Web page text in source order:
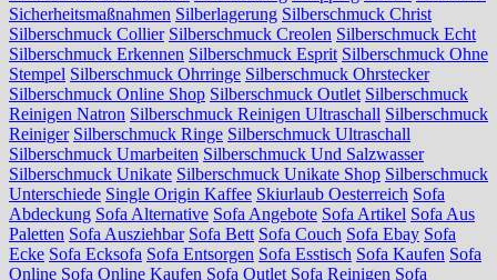
Sicherheitsmaßnahmen Silberlagerung Silberschmuck Christ
Silberschmuck Collier Silberschmuck Creolen Silberschmuck Echt
Silberschmuck Erkennen Silberschmuck Esprit Silberschmuck Ohne
Stempel Silberschmuck Ohrringe Silberschmuck Ohrstecker
Silberschmuck Online Shop Silberschmuck Outlet Silberschmuck
Reinigen Natron Silberschmuck Reinigen Ultraschall Silberschmuck
Reiniger Silberschmuck Ringe Silberschmuck Ultraschall
Silberschmuck Umarbeiten Silberschmuck Und Salzwasser
Silberschmuck Unikate Silberschmuck Unikate Shop Silberschmuck
Unterschiede Single Origin Kaffee Skiurlaub Oesterreich Sofa
Abdeckung Sofa Alternative Sofa Angebote Sofa Artikel Sofa Aus
Paletten Sofa Ausziehbar Sofa Bett Sofa Couch Sofa Ebay Sofa
Ecke Sofa Ecksofa Sofa Entsorgen Sofa Esstisch Sofa Kaufen Sofa
Online Sofa Online Kaufen Sofa Outlet Sofa Reinigen Sofa